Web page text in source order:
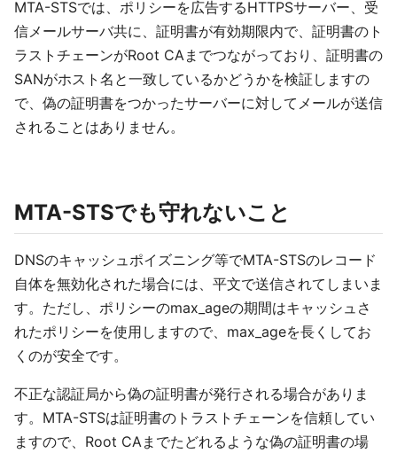
MTA-STSでは、ポリシーを広告するHTTPSサーバー、受
信メールサーバ共に、証明書が有効期限内で、証明書のト
ラストチェーンがRoot CAまでつながっており、証明書の
SANがホスト名と一致しているかどうかを検証しますの
で、偽の証明書をつかったサーバーに対してメールが送信
されることはありません。
MTA-STSでも守れないこと
DNSのキャッシュポイズニング等でMTA-STSのレコード
自体を無効化された場合には、平文で送信されてしまいま
す。ただし、ポリシーのmax_ageの期間はキャッシュさ
れたポリシーを使用しますので、max_ageを長くしてお
くのが安全です。
不正な認証局から偽の証明書が発行される場合がありま
す。MTA-STSは証明書のトラストチェーンを信頼してい
ますので、Root CAまでたどれるような偽の証明書の場